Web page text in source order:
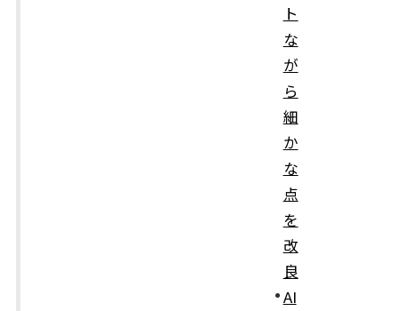
ト
な
が
ら
細
か
な
点
を
改
良
AI